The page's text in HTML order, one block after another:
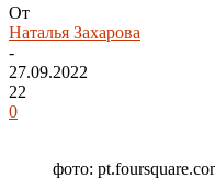
От
Наталья Захарова
-
27.09.2022
22
0
фото: